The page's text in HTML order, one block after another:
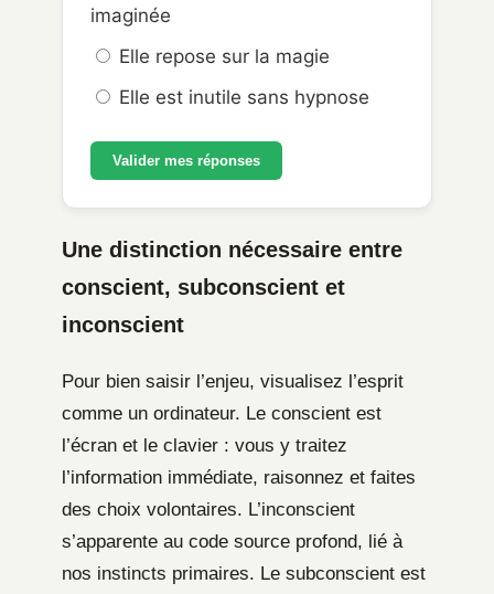
imaginée
Elle repose sur la magie
Elle est inutile sans hypnose
Valider mes réponses
Une distinction nécessaire entre
conscient, subconscient et
inconscient
Pour bien saisir l’enjeu, visualisez l’esprit
comme un ordinateur. Le conscient est
l’écran et le clavier : vous y traitez
l’information immédiate, raisonnez et faites
des choix volontaires. L’inconscient
s’apparente au code source profond, lié à
nos instincts primaires. Le subconscient est